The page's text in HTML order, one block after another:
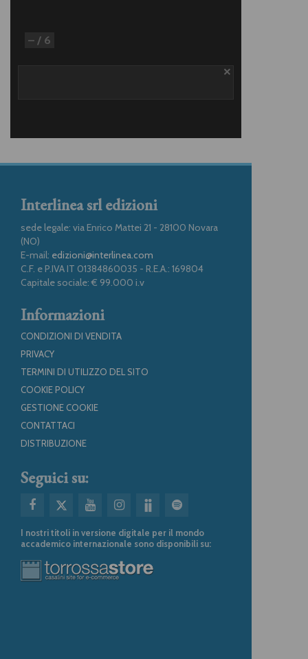
– / 6
Interlinea srl edizioni
sede legale: via Enrico Mattei 21 - 28100 Novara
(NO)
E-mail: edizioni@interlinea.com
C.F. e P.IVA IT 01384860035 - R.E.A.: 169804
Capitale sociale: € 99.000 i.v
Informazioni
CONDIZIONI DI VENDITA
PRIVACY
TERMINI DI UTILIZZO DEL SITO
COOKIE POLICY
GESTIONE COOKIE
CONTATTACI
DISTRIBUZIONE
Seguici su:
I nostri titoli in versione digitale per il mondo
accademico internazionale sono disponibili su: